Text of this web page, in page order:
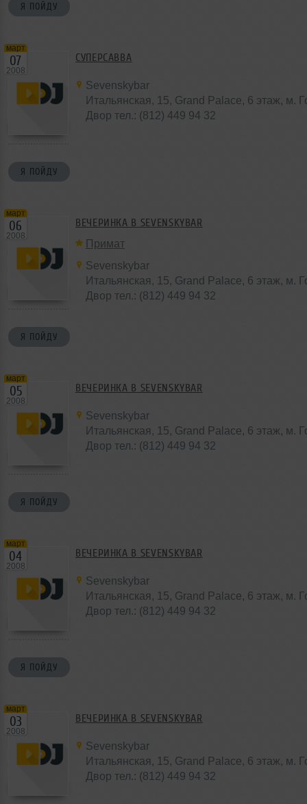
Я ПОЙДУ
март
07
2008
Я ПОЙДУ
СУПЕРСАВВА
Sevenskybar
Итальянская, 15, Grand Palace, 6 этаж, м.
Двор тел.: (812) 449 94 32
март
06
2008
Я ПОЙДУ
ВЕЧЕРИНКА В SEVENSKYBAR
Примат
Sevenskybar
Итальянская, 15, Grand Palace, 6 этаж, м.
Двор тел.: (812) 449 94 32
март
05
2008
Я ПОЙДУ
ВЕЧЕРИНКА В SEVENSKYBAR
Sevenskybar
Итальянская, 15, Grand Palace, 6 этаж, м.
Двор тел.: (812) 449 94 32
март
04
2008
Я ПОЙДУ
ВЕЧЕРИНКА В SEVENSKYBAR
Sevenskybar
Итальянская, 15, Grand Palace, 6 этаж, м.
Двор тел.: (812) 449 94 32
март
03
2008
ВЕЧЕРИНКА В SEVENSKYBAR
Sevenskybar
Итальянская, 15, Grand Palace, 6 этаж, м.
Двор тел.: (812) 449 94 32